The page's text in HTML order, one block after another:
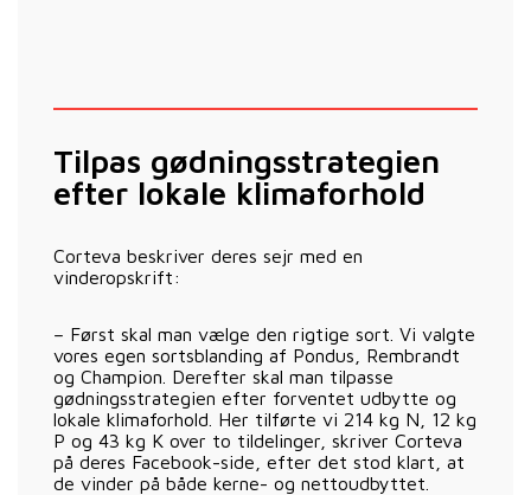
Tilpas gødningsstrategien
efter lokale klimaforhold
Corteva beskriver deres sejr med en
vinderopskrift:
– Først skal man vælge den rigtige sort. Vi valgte
vores egen sortsblanding af Pondus, Rembrandt
og Champion. Derefter skal man tilpasse
gødningsstrategien efter forventet udbytte og
lokale klimaforhold. Her tilførte vi 214 kg N, 12 kg
P og 43 kg K over to tildelinger, skriver Corteva
på deres Facebook-side, efter det stod klart, at
de vinder på både kerne- og nettoudbyttet.